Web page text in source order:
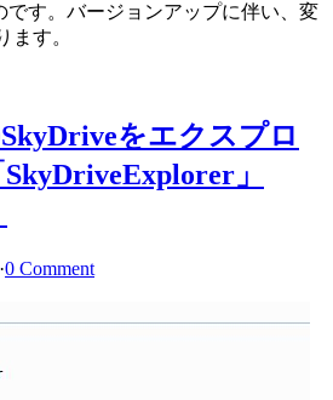
す。バージョンアップに伴い、変
ます。
をエクスプロ
」
·0 Comment